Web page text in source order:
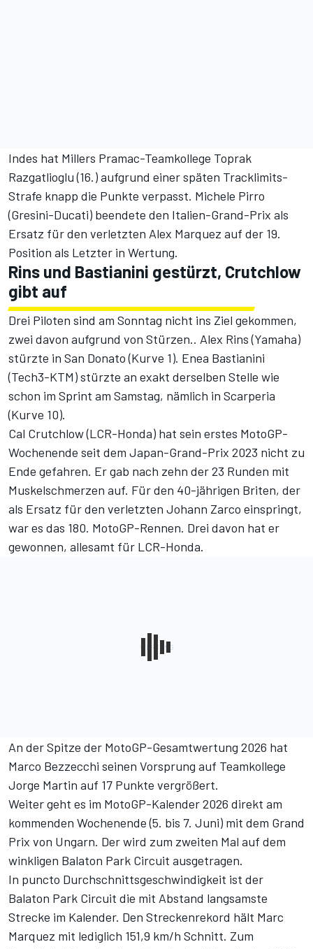
Indes hat Millers Pramac-Teamkollege Toprak
Razgatlioglu (16.) aufgrund einer späten Tracklimits-
Strafe knapp die Punkte verpasst. Michele Pirro
(Gresini-Ducati) beendete den Italien-Grand-Prix als
Ersatz für den verletzten Alex Marquez auf der 19.
Position als Letzter in Wertung.
Rins und Bastianini gestürzt, Crutchlow
gibt auf
Drei Piloten sind am Sonntag nicht ins Ziel gekommen,
zwei davon aufgrund von Stürzen.. Alex Rins (Yamaha)
stürzte in San Donato (Kurve 1). Enea Bastianini
(Tech3-KTM) stürzte an exakt derselben Stelle wie
schon im Sprint am Samstag, nämlich in Scarperia
(Kurve 10).
Cal Crutchlow (LCR-Honda) hat sein erstes MotoGP-
Wochenende seit dem Japan-Grand-Prix 2023 nicht zu
Ende gefahren. Er gab nach zehn der 23 Runden mit
Muskelschmerzen auf. Für den 40-jährigen Briten, der
als Ersatz für den verletzten Johann Zarco einspringt,
war es das 180. MotoGP-Rennen. Drei davon hat er
gewonnen, allesamt für LCR-Honda.
An der Spitze der MotoGP-Gesamtwertung 2026 hat
Marco Bezzecchi seinen Vorsprung auf Teamkollege
Jorge Martin auf 17 Punkte vergrößert.
Weiter geht es im MotoGP-Kalender 2026 direkt am
kommenden Wochenende (5. bis 7. Juni) mit dem Grand
Prix von Ungarn. Der wird zum zweiten Mal auf dem
winkligen Balaton Park Circuit ausgetragen.
In puncto Durchschnittsgeschwindigkeit ist der
Balaton Park Circuit die mit Abstand langsamste
Strecke im Kalender. Den Streckenrekord hält Marc
Marquez mit lediglich 151,9 km/h Schnitt. Zum